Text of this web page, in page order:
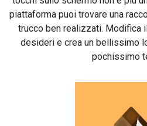
piattaforma puoi trovare una
trucco ben realizzati. Modifica
desideri e crea un bellissimo
pochissimo